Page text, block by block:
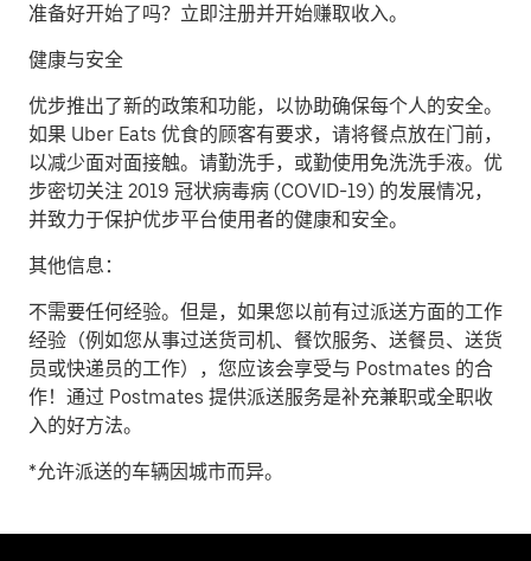
准备好开始了吗？立即注册并开始赚取收入。
健康与安全
优步推出了新的政策和功能，以协助确保每个人的安全。
如果 Uber Eats 优食的顾客有要求，请将餐点放在门前，
以减少面对面接触。请勤洗手，或勤使用免洗洗手液。优
步密切关注 2019 冠状病毒病 (COVID-19) 的发展情况，
并致力于保护优步平台使用者的健康和安全。
其他信息：
不需要任何经验。但是，如果您以前有过派送方面的工作
经验（例如您从事过送货司机、餐饮服务、送餐员、送货
员或快递员的工作），您应该会享受与 Postmates 的合
作！通过 Postmates 提供派送服务是补充兼职或全职收
入的好方法。
*允许派送的车辆因城市而异。